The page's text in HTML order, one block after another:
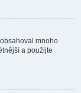
mnoho
a použijte